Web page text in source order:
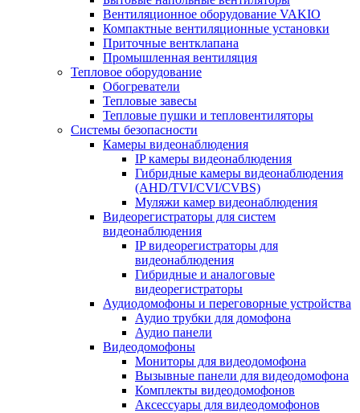
Вентиляционное оборудование VAKIO
Компактные вентиляционные установки
Приточные вентклапана
Промышленная вентиляция
Тепловое оборудование
Обогреватели
Тепловые завесы
Тепловые пушки и тепловентиляторы
Системы безопасности
Камеры видеонаблюдения
IP камеры видеонаблюдения
Гибридные камеры видеонаблюдения
(AHD/TVI/CVI/CVBS)
Муляжи камер видеонаблюдения
Видеорегистраторы для систем
видеонаблюдения
IP видеорегистраторы для
видеонаблюдения
Гибридные и аналоговые
видеорегистраторы
Аудиодомофоны и переговорные устройства
Аудио трубки для домофона
Аудио панели
Видеодомофоны
Мониторы для видеодомофона
Вызывные панели для видеодомофона
Комплекты видеодомофонов
Аксессуары для видеодомофонов